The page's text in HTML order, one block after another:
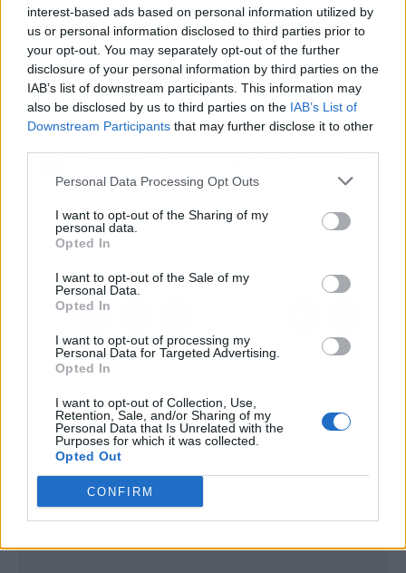
interest-based ads based on personal information utilized by
us or personal information disclosed to third parties prior to
your opt-out. You may separately opt-out of the further
disclosure of your personal information by third parties on the
IAB’s list of downstream participants. This information may
also be disclosed by us to third parties on the IAB’s List of
Downstream Participants that may further disclose it to other
Personal Data Processing Opt Outs
I want to opt-out of the Sharing of my
personal data.
Opted In
I want to opt-out of the Sale of my
Personal Data.
Opted In
I want to opt-out of processing my
Personal Data for Targeted Advertising.
Opted In
I want to opt-out of Collection, Use,
Retention, Sale, and/or Sharing of my
Personal Data that Is Unrelated with the
Purposes for which it was collected.
Opted Out
CONFIRM
contratos e inversiones complejas, doctrina y
jurisprudencia, gestión laboral, incluso penal,
el patrimonio comunal o familiar estará
siempre a salvo.
Artículo anterior
Vanessa Fernández
presenta 'Perderte para
obra publicada de la
mano de Letrame Grupo
Editorial
Artículo siguiente
El autor Álvaro Cuevas
alcanza el éxito con su
acaba todo, el planeta